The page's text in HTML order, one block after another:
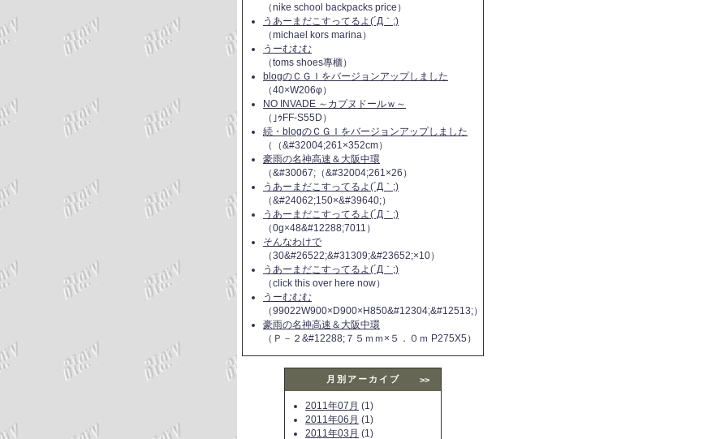
（nike school backpacks price）
うあーまだこすってるよ(´Д｀;)
（michael kors marina）
うーむむむ
（toms shoes專櫃）
blogのＣＧＩをバージョンアップしました
（40×W206φ）
NO INVADE ～カプヌドールｗ～
（｣ｩFF-S55D）
続・blogのＣＧＩをバージョンアップしました
（（&#32004;261×352cm）
豪雨の名神高速＆大阪中環
（&#30067;（&#32004;261×26）
うあーまだこすってるよ(´Д｀;)
（&#24062;150×&#39640;）
うあーまだこすってるよ(´Д｀;)
（0g×48&#12288;7011）
そんなわけで
（30&#26522;&#31309;&#23652;×10）
うあーまだこすってるよ(´Д｀;)
（click this over here now）
うーむむむ
（99022W900×D900×H850&#12304;&#12513;）
豪雨の名神高速＆大阪中環
（Ｐ－２&#12288;７５ｍｍ×５．０ｍ P275X5）
月別アーカイブ >>
2011年07月 (1)
2011年06月 (1)
2011年03月 (1)